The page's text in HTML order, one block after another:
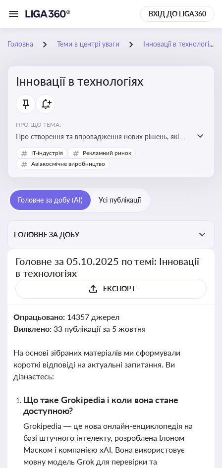
ВХІД ДО LIGA360
Головна Теми в центрі уваги Інновації в технологіях
Інновації в технологіях
ПРО ЩО ТЕМА:
Про створення та впровадження нових рішень, які
покращують ефективність, функціональність або
можливості технологічних продуктів і процесів.
IT-індустрія
Рекламний ринок
Авіакосмічне виробництво
Головне за добу (AI) Усі публікації
ГОЛОВНЕ ЗА ДОБУ
Головне за 05.10.2025 по темі: Інновації
в технологіях
ЕКСПОРТ
Опрацьовано: 14357 джерел
Виявлено: 33 публікації за 5 жовтня
На основі зібраних матеріалів ми сформували
короткі відповіді на актуальні запитання. Ви
дізнаєтесь:
Що таке Grokipedia і коли вона стане
доступною?
Grokipedia — це нова онлайн-енциклопедія на
базі штучного інтелекту, розроблена Ілоном
Маском і компанією xAI. Вона використовує
мовну модель Grok для перевірки та